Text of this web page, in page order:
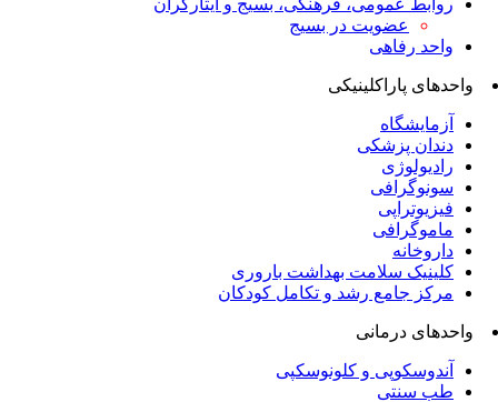
روابط عمومی، فرهنگی، بسیج و ایثارگران
عضویت در بسیج
واحد رفاهی
واحدهای پاراکلینیکی
آزمایشگاه
دندان پزشکی
رادیولوژی
سونوگرافی
فیزیوتراپی
ماموگرافی
داروخانه
کلینیک سلامت بهداشت باروری
مرکز جامع رشد و تکامل کودکان
واحدهای درمانی
آندوسکوپی و کلونوسکپی
طب سنتی